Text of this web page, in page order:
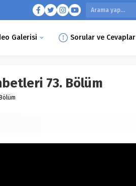
Galerisi Sorular ve Cevaplar
73. Bölüm